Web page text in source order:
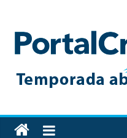
content
Toda